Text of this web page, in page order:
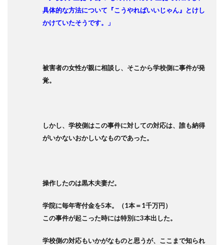
具体的な方法について『こうやればいいじゃん』とけし
かけていたそうです。」
被害者の女性が親に相談し、そこから学校側に事件が発
覚。
しかし、学校側はこの事件に対しての対応は、誰も納得
がいかないおかしいなものであった。
操作したのは黒木夫妻だ。
学院に毎年寄付金を5本。（1本＝1千万円）
この事件が起こった時には特別に3本出した。
学校側の対応もいかがなものと思うが、ここまで知られ